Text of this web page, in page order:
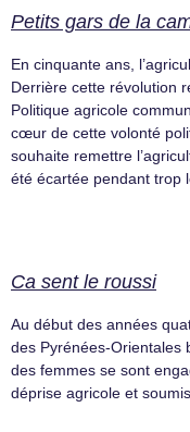
Petits gars de la
En cinquante ans,
Derrière cette révolution
Politique agricole
cœur de cette volonté
souhaite remettre
été écartée pendant trop
Ca sent le roussi
Au début des années
des Pyrénées-Orientales
des femmes se sont
déprise agricole et